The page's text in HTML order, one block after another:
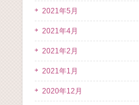
2021年5月
2021年4月
2021年2月
2021年1月
2020年12月